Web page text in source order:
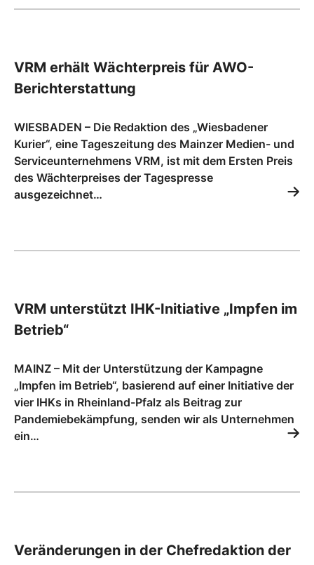
VRM erhält Wächterpreis für AWO-
Berichterstattung
WIESBADEN – Die Redaktion des „Wiesbadener
Kurier“, eine Tageszeitung des Mainzer Medien- und
Serviceunternehmens VRM, ist mit dem Ersten Preis
des Wächterpreises der Tagespresse
ausgezeichnet…
VRM unterstützt IHK-Initiative „Impfen im
Betrieb“
MAINZ – Mit der Unterstützung der Kampagne
„Impfen im Betrieb“, basierend auf einer Initiative der
vier IHKs in Rheinland-Pfalz als Beitrag zur
Pandemiebekämpfung, senden wir als Unternehmen
ein…
Veränderungen in der Chefredaktion der